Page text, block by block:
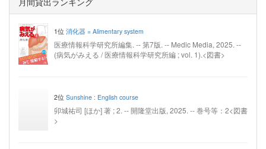
1位 消化器 = Alimentary system
医療情報科学研究所編集. -- 第7版. -- Medic Media, 2025. --
(病気がみえる / 医療情報科学研究所編 ; vol. 1).<図書>
2位 Sunshine : English course
卯城祐司 [ほか] 著 ; 2. -- 開隆堂出版, 2025. -- 巻号等：2<図書
>